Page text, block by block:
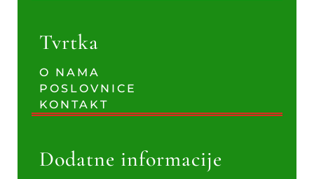
Tvrtka
O NAMA
POSLOVNICE
KONTAKT
Dodatne informacije